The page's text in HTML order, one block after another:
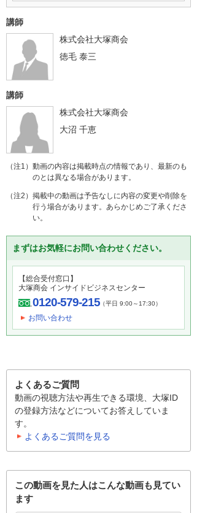
講師
株式会社大塚商会
徳毛 泰三
講師
株式会社大塚商会
大沼 千恵
（注1）動画の内容は掲載時点の情報であり、最新のも
のとは異なる場合があります。
（注2）掲載中の動画は予告なしに内容の変更や削除を
行う場合があります。あらかじめご了承くださ
い。
まずはお気軽にお問い合わせください。
【総合受付窓口】
大塚商会 インサイドビジネスセンター
0120-579-215（平日 9:00～17:30）
お問い合わせ
よくあるご質問
動画の視聴方法や再生できる環境、大塚ID
の登録方法などについてお答えしていま
す。
よくあるご質問を見る
この動画を見た人はこんな動画も見てい
ます